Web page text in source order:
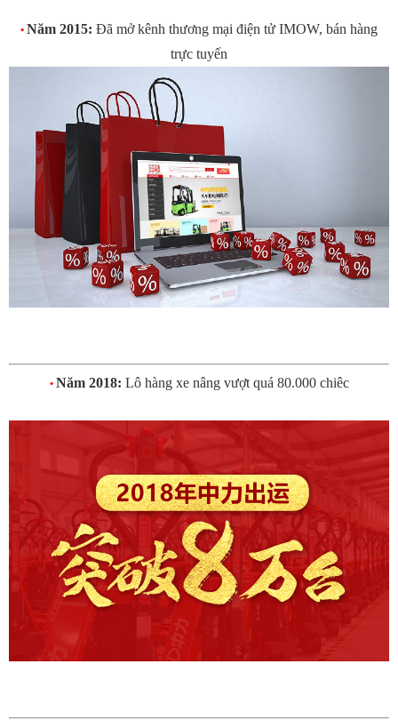
• Năm 2015: Đã mở kênh thương mại điện tử IMOW, bán hàng
trực tuyến
• Năm 2018: Lô hàng xe nâng vượt quá 80.000 chiêc